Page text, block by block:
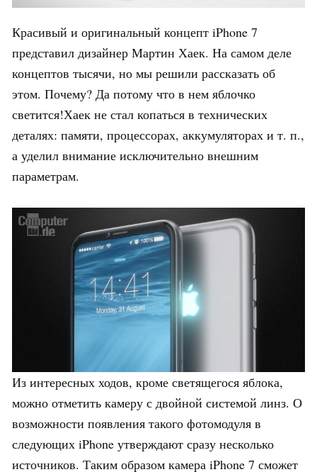
Красивый и оригинальный концепт iPhone 7
представил дизайнер Мартин Хаек. На самом деле
концептов тысячи, но мы решили рассказать об
этом. Почему? Да потому что в нем яблочко
светится!Хаек не стал копаться в технических
деталях: памяти, процессорах, аккумуляторах и т. п.,
а уделил внимание исключительно внешним
параметрам.
Из интересных ходов, кроме светящегося яблока,
можно отметить камеру с двойной системой линз. О
возможности появления такого фотомодуля в
следующих iPhone утверждают сразу несколько
источников. Таким образом камера iPhone 7 сможет